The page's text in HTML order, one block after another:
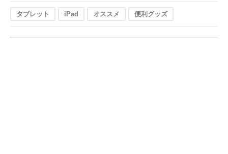
タブレット iPad オススメ 便利グッズ